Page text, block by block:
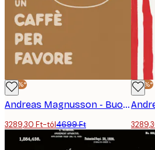
-30%*
Andreas Magnusson - Buongiorno Kávéscsésze Poszter
3289,30 Ft-tól4699 Ft
-30%*